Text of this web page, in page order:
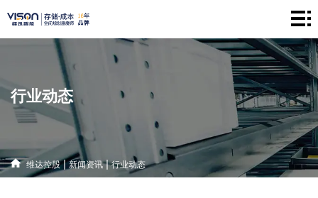
维
心
闻
资
解
决
联
行业动态
维达控股|新闻资讯|行业动态